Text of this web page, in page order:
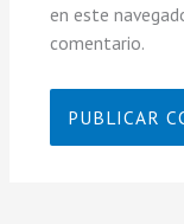
en este
comentario.